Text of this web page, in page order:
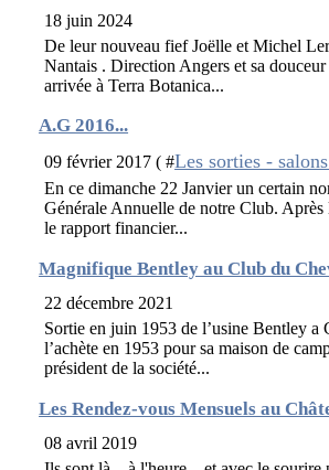
18 juin 2024
De leur nouveau fief Joëlle et Michel
Nantais . Direction Angers et sa
arrivée à Terra Botanica...
A.G 2016...
09 février 2017 ( #Les sorties -
En ce dimanche 22 Janvier un certain
Générale Annuelle de notre Club.
le rapport financier...
Magnifique Bentley au Club du
22 décembre 2021
Sortie en juin 1953 de l’usine Bentley
l’achète en 1953 pour sa maison de
président de la société...
Les Rendez-vous Mensuels au
08 avril 2019